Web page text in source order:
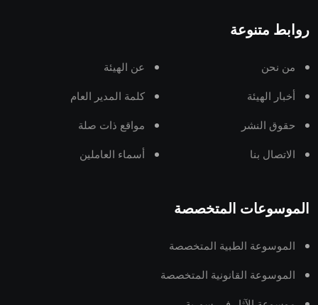
روابط متنوعة
من نحن عن الهيئة
أخبار الهيئة كلمة المدير العام
حقوق النشر مواقع ذات صلة
الاتصال بنا أسماء العاملين
الموسوعات المتخصصة
الموسوعة الطبية المتخصصة
الموسوعة القانونية المتخصصة